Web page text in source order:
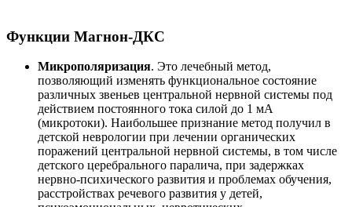
Функции Магнон-ДКС
Микрополяризация. Это лечебный метод,
позволяющий изменять функциональное состояние
различных звеньев центральной нервной системы под
действием постоянного тока силой до 1 мА
(микротоки). Наибольшее признание метод получил в
детской неврологии при лечении органических
поражений центральной нервной системы, в том числе
детского церебрального паралича, при задержках
нервно-психического развития и проблемах обучения,
расстройствах речевого развития у детей,